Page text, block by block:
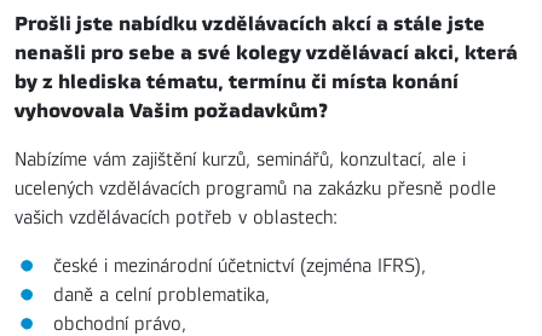
Prošli jste nabídku vzdělávacích akcí a stále jste
nenašli pro sebe a své kolegy vzdělávací akci, která
by z hlediska tématu, termínu či místa konání
vyhovovala Vašim požadavkům?
Nabízíme vám zajištění kurzů, seminářů, konzultací, ale i
ucelených vzdělávacích programů na zakázku přesně podle
vašich vzdělávacích potřeb v oblastech:
české i mezinárodní účetnictví (zejména IFRS),
daně a celní problematika,
obchodní právo,